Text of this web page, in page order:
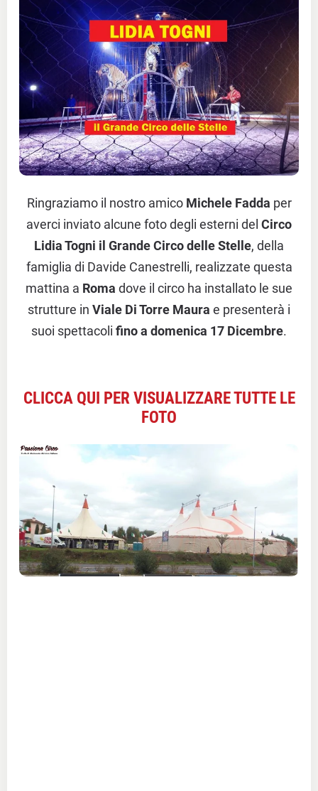
Ringraziamo il nostro amico Michele Fadda per
averci inviato alcune foto degli esterni del Circo
Lidia Togni il Grande Circo delle Stelle, della
famiglia di Davide Canestrelli, realizzate questa
mattina a Roma dove il circo ha installato le sue
strutture in Viale Di Torre Maura e presenterà i
suoi spettacoli fino a domenica 17 Dicembre.
CLICCA QUI PER VISUALIZZARE TUTTE LE
FOTO